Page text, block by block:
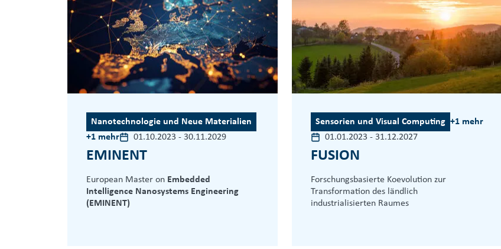
Nanotechnologie und Neue Materialien
+1 mehr
01.10.2023 - 30.11.2029
EMINENT
European Master on Embedded
Intelligence Nanosystems Engineering
(EMINENT)
Sensorien und Visual Computing +1 mehr
01.01.2023 - 31.12.2027
FUSION
Forschungsbasierte Koevolution zur
Transformation des ländlich
industrialisierten Raumes